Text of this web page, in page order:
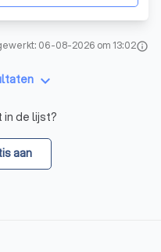
06-08-2026 om 13:02info
keyboard_arrow_down
de lijst?
aan